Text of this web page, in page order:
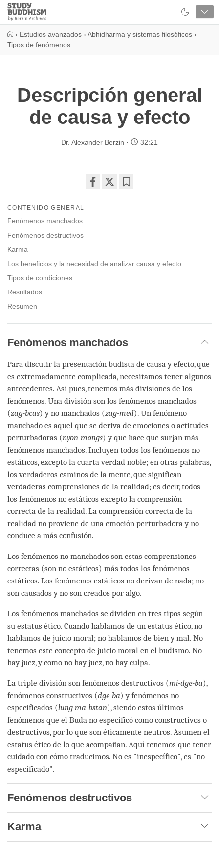
Close
Study
Buddhism
› Estudios avanzados › Abhidharma y sistemas filosóficos ›
Tipos de fenómenos
Descripción general
de causa y efecto
Dr. Alexander Berzin 32:21
CONTENIDO GENERAL
Fenómenos manchados
Fenómenos destructivos
Karma
Los beneficios y la necesidad de analizar causa y efecto
Tipos de condiciones
Resultados
Resumen
Fenómenos manchados
Para discutir la presentación budista de causa y efecto, que
es extremadamente complicada, necesitamos tener algunos
antecedentes. Así pues, tenemos más divisiones de los
fenómenos. Una división son los fenómenos manchados
(zag-bcas) y no manchados (zag-med). Un fenómeno
manchado es aquel que se deriva de emociones o actitudes
perturbadoras (nyon-mongs) y que hace que surjan más
fenómenos manchados. Incluyen todos los fenómenos no
estáticos, excepto la cuarta verdad noble; en otras palabras,
los verdaderos caminos de la mente, que significan
verdaderas comprensiones de la realidad; es decir, todos
los fenómenos no estáticos excepto la comprensión
correcta de la realidad. La comprensión correcta de la
realidad no proviene de una emoción perturbadora y no
conduce a más confusión.
Los fenómenos no manchados son estas comprensiones
correctas (son no estáticos) más todos los fenómenos
estáticos. Los fenómenos estáticos no derivan de nada; no
son causados y no son creados por algo.
Los fenómenos manchados se dividen en tres tipos según
su estatus ético. Cuando hablamos de un estatus ético, no
hablamos de juicio moral; no hablamos de bien y mal. No
tenemos este concepto de juicio moral en el budismo. No
hay juez, y como no hay juez, no hay culpa.
La triple división son fenómenos destructivos (mi-dge-ba),
fenómenos constructivos (dge-ba) y fenómenos no
especificados (lung ma-bstan), siendo estos últimos
fenómenos que el Buda no especificó como constructivos o
destructivos, por lo que son éticamente neutros. Asumen el
estatus ético de lo que acompañan. Aquí tenemos que tener
cuidado con cómo traducimos. No es "inespecífico", es "no
especificado".
Fenómenos destructivos
Karma